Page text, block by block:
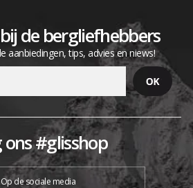
de bergliefhebbers
aanbiedingen, tips, advies en niews!
ons #glisshop
Op de sociale media